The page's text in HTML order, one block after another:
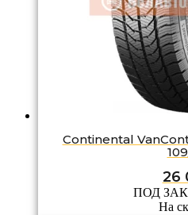
Continental
26
ПОД
На